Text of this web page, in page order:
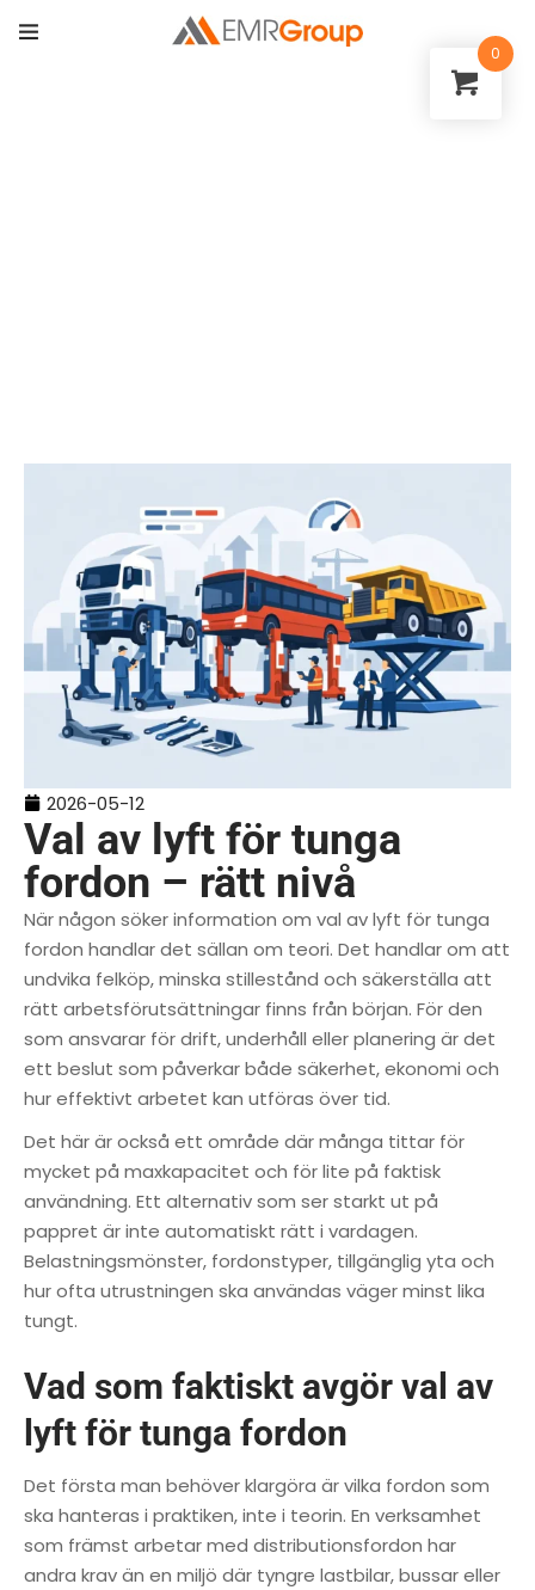
2026-05-12
Val av lyft för tunga
fordon – rätt nivå
När någon söker information om val av lyft för tunga
fordon handlar det sällan om teori. Det handlar om att
undvika felköp, minska stillestånd och säkerställa att
rätt arbetsförutsättningar finns från början. För den
som ansvarar för drift, underhåll eller planering är det
ett beslut som påverkar både säkerhet, ekonomi och
hur effektivt arbetet kan utföras över tid.
Det här är också ett område där många tittar för
mycket på maxkapacitet och för lite på faktisk
användning. Ett alternativ som ser starkt ut på
pappret är inte automatiskt rätt i vardagen.
Belastningsmönster, fordonstyper, tillgänglig yta och
hur ofta utrustningen ska användas väger minst lika
tungt.
Vad som faktiskt avgör val av
lyft för tunga fordon
Det första man behöver klargöra är vilka fordon som
ska hanteras i praktiken, inte i teorin. En verksamhet
som främst arbetar med distributionsfordon har
andra krav än en miljö där tyngre lastbilar, bussar eller
0